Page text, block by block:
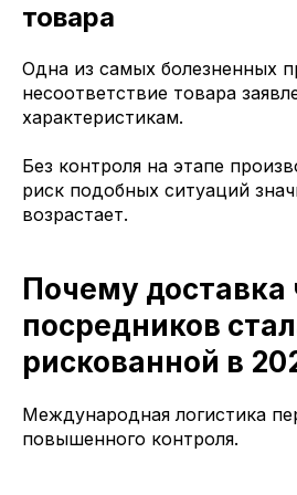
товара
Одна из самых болезненных
несоответствие товара
характеристикам.
Без контроля на этапе
риск подобных ситуаций
возрастает.
Почему доставка
посредников
рискованной в
Международная логистика
повышенного контроля.